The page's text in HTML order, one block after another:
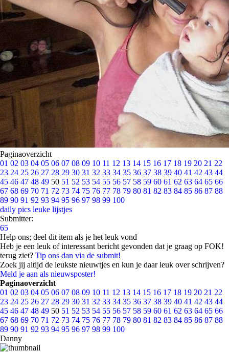
Paginaoverzicht
01 02 03 04 05 06 07 08 09 10 11 12 13 14 15 16 17 18 19 20 21 22
23 24 25 26 27 28 29 30 31 32 33 34 35 36 37 38 39 40 41 42 43 44
45 46 47 48 49 50 51 52 53 54 55 56 57 58 59 60 61 62 63 64 65 66
67 68 69 70 71 72 73 74 75 76 77 78 79 80 81 82 83 84 85 86 87 88
89 90 91 92 93 94 95 96 97 98 99 100
daily pics leuke lijstjes
Submitter:
65
Help ons; deel dit item als je het leuk vond
Heb je een leuk of interessant bericht gevonden dat je graag op FOK!
terug ziet? Tip ons dan via de submit!
Zoek jij altijd de leukste nieuwtjes en kun je daar leuk over schrijven?
Meld je aan als nieuwsposter!
Paginaoverzicht
01 02 03 04 05 06 07 08 09 10 11 12 13 14 15 16 17 18 19 20 21 22
23 24 25 26 27 28 29 30 31 32 33 34 35 36 37 38 39 40 41 42 43 44
45 46 47 48 49 50 51 52 53 54 55 56 57 58 59 60 61 62 63 64 65 66
67 68 69 70 71 72 73 74 75 76 77 78 79 80 81 82 83 84 85 86 87 88
89 90 91 92 93 94 95 96 97 98 99 100
Danny